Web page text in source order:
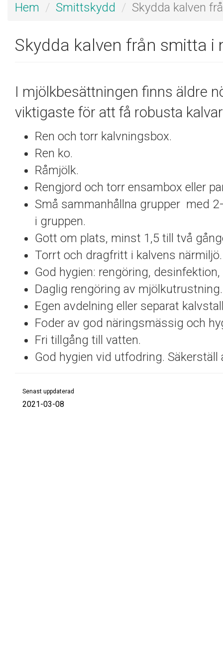
Hem Smittskydd Skydda kalven
Skydda kalven från smitta
I mjölkbesättningen finns äldre
viktigaste för att få robusta
Ren och torr kalvningsbox.
Ren ko.
Råmjölk.
Rengjord och torr ensambox eller
Små sammanhållna grupper med
i gruppen.
Gott om plats, minst 1,5 till två
Torrt och dragfritt i kalvens närmiljö.
God hygien: rengöring,
Daglig rengöring av mjölkutrustning.
Egen avdelning eller separat
Foder av god näringsmässig och
Fri tillgång till vatten.
God hygien vid utfodring.
Senast uppdaterad
2021-03-08